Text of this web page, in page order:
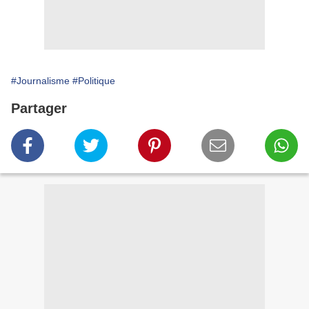
#Journalisme #Politique
Partager